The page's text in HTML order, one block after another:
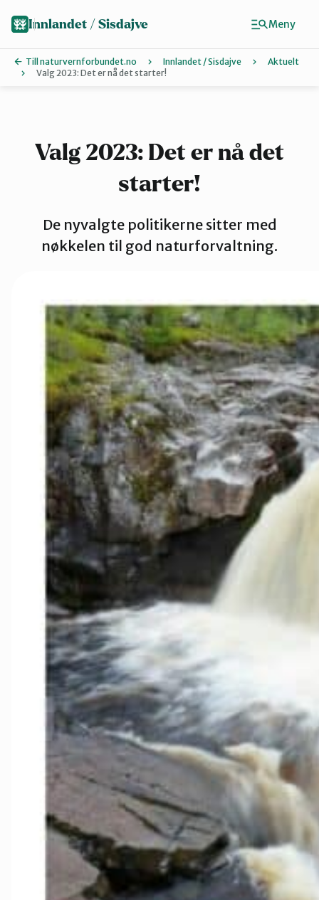
Gjøvik,
Gran og
Hamar og
Midt-
Innlandet / Sisdajve
Till naturvernforbundet.no Innlandet / Sisdajve
Aktuelt
Valg 2023: Det er nå det starter!
Valg 2023: Det er nå det
starter!
De nyvalgte politikerne sitter med
nøkkelen til god naturforvaltning.